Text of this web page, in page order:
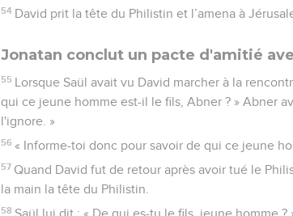
54 David prit la tête du Philistin et l’amena à
Jonatan conclut un pacte d'amitié
55 Lorsque Saül avait vu David marcher à la
qui ce jeune homme est-il le fils, Abner ? » Abner
l'ignore. »
56 « Informe-toi donc pour savoir de qui ce jeune
57 Quand David fut de retour après avoir tué le
la main la tête du Philistin.
58 Saül lui dit : « De qui es-tu le fils, jeune homme